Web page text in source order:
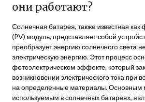
они работают?
Солнечная батарея, также известная как
(PV) модуль, представляет собой
преобразует энергию солнечного света
электрическую энергию. Этот процесс
фотоэлектрическом эффекте, который
возникновении электрического тока при
на определенные материалы. Основным
используемым в солнечных батареях,